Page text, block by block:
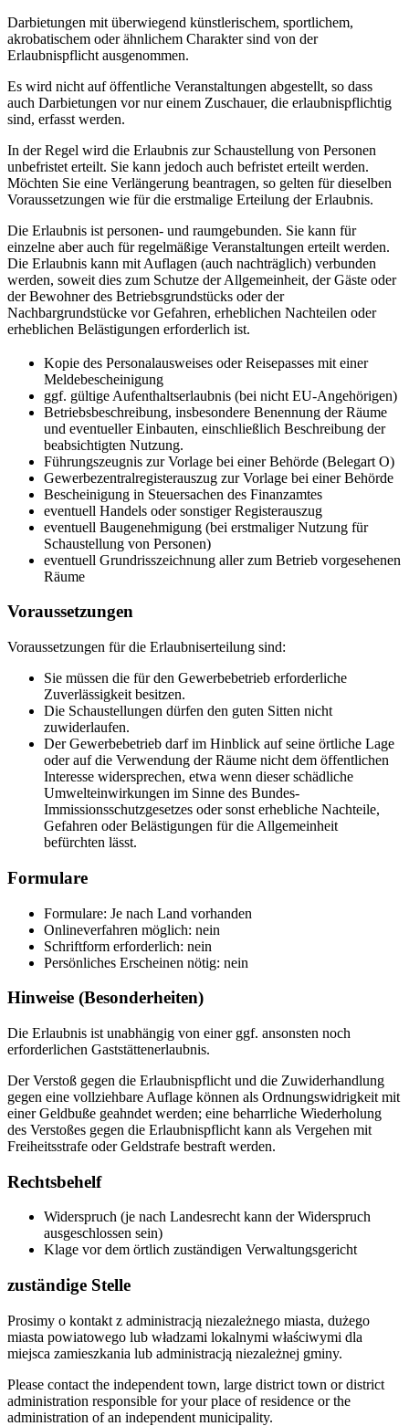
Darbietungen mit überwiegend künstlerischem, sportlichem,
akrobatischem oder ähnlichem Charakter sind von der
Erlaubnispflicht ausgenommen.
Es wird nicht auf öffentliche Veranstaltungen abgestellt, so dass
auch Darbietungen vor nur einem Zuschauer, die erlaubnispflichtig
sind, erfasst werden.
In der Regel wird die Erlaubnis zur Schaustellung von Personen
unbefristet erteilt. Sie kann jedoch auch befristet erteilt werden.
Möchten Sie eine Verlängerung beantragen, so gelten für dieselben
Voraussetzungen wie für die erstmalige Erteilung der Erlaubnis.
Die Erlaubnis ist personen- und raumgebunden. Sie kann für
einzelne aber auch für regelmäßige Veranstaltungen erteilt werden.
Die Erlaubnis kann mit Auflagen (auch nachträglich) verbunden
werden, soweit dies zum Schutze der Allgemeinheit, der Gäste oder
der Bewohner des Betriebsgrundstücks oder der
Nachbargrundstücke vor Gefahren, erheblichen Nachteilen oder
erheblichen Belästigungen erforderlich ist.
Kopie des Personalausweises oder Reisepasses mit einer
Meldebescheinigung
ggf. gültige Aufenthaltserlaubnis (bei nicht EU-Angehörigen)
Betriebsbeschreibung, insbesondere Benennung der Räume
und eventueller Einbauten, einschließlich Beschreibung der
beabsichtigten Nutzung.
Führungszeugnis zur Vorlage bei einer Behörde (Belegart O)
Gewerbezentralregisterauszug zur Vorlage bei einer Behörde
Bescheinigung in Steuersachen des Finanzamtes
eventuell Handels oder sonstiger Registerauszug
eventuell Baugenehmigung (bei erstmaliger Nutzung für
Schaustellung von Personen)
eventuell Grundrisszeichnung aller zum Betrieb vorgesehenen
Räume
Voraussetzungen
Voraussetzungen für die Erlaubniserteilung sind:
Sie müssen die für den Gewerbebetrieb erforderliche
Zuverlässigkeit besitzen.
Die Schaustellungen dürfen den guten Sitten nicht
zuwiderlaufen.
Der Gewerbebetrieb darf im Hinblick auf seine örtliche Lage
oder auf die Verwendung der Räume nicht dem öffentlichen
Interesse widersprechen, etwa wenn dieser schädliche
Umwelteinwirkungen im Sinne des Bundes-
Immissionsschutzgesetzes oder sonst erhebliche Nachteile,
Gefahren oder Belästigungen für die Allgemeinheit
befürchten lässt.
Formulare
Formulare: Je nach Land vorhanden
Onlineverfahren möglich: nein
Schriftform erforderlich: nein
Persönliches Erscheinen nötig: nein
Hinweise (Besonderheiten)
Die Erlaubnis ist unabhängig von einer ggf. ansonsten noch
erforderlichen Gaststättenerlaubnis.
Der Verstoß gegen die Erlaubnispflicht und die Zuwiderhandlung
gegen eine vollziehbare Auflage können als Ordnungswidrigkeit mit
einer Geldbuße geahndet werden; eine beharrliche Wiederholung
des Verstoßes gegen die Erlaubnispflicht kann als Vergehen mit
Freiheitsstrafe oder Geldstrafe bestraft werden.
Rechtsbehelf
Widerspruch (je nach Landesrecht kann der Widerspruch
ausgeschlossen sein)
Klage vor dem örtlich zuständigen Verwaltungsgericht
zuständige Stelle
Prosimy o kontakt z administracją niezależnego miasta, dużego
miasta powiatowego lub władzami lokalnymi właściwymi dla
miejsca zamieszkania lub administracją niezależnej gminy.
Please contact the independent town, large district town or district
administration responsible for your place of residence or the
administration of an independent municipality.